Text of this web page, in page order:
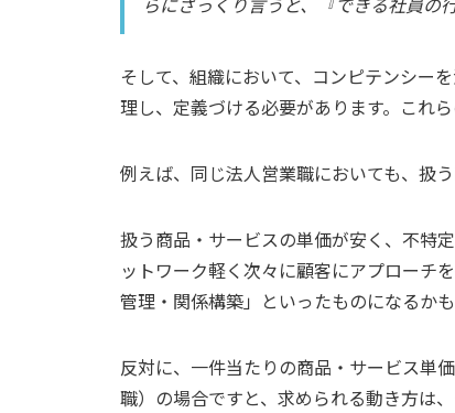
そして、組織において、コンピテンシー
理し、定義づける必要があります。これ
例えば、同じ法人営業職においても、扱
扱う商品・サービスの単価が安く、不特
ットワーク軽く次々に顧客にアプローチ
管理・関係構築」といったものになるかも
反対に、一件当たりの商品・サービス単
職）の場合ですと、求められる動き方は